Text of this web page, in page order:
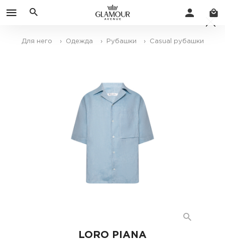
Для него › Одежда › Рубашки › Casual рубашки
LORO PIANA